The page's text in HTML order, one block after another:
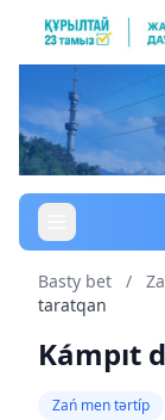
Basty bet /
taratqan
Kámpıt
Zań men tərtíp